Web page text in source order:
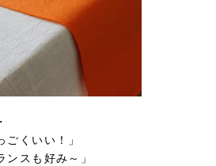
くいい！」
ンスも好み～」